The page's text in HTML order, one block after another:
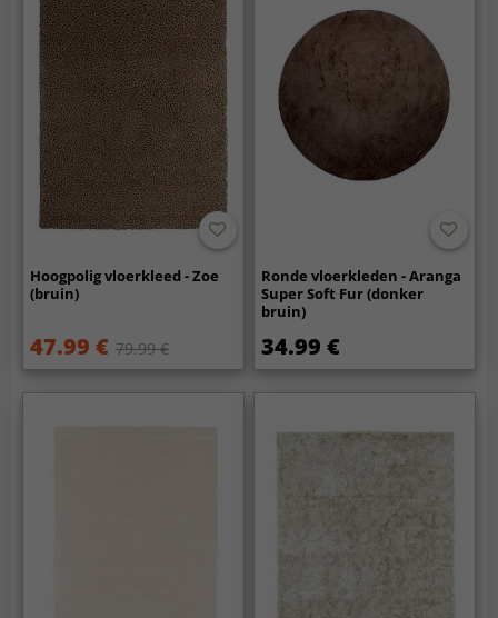
Hoogpolig vloerkleed - Zoe
(bruin)
47.99 € 79.99 €
Ronde vloerkleden - Aranga
Super Soft Fur (donker
bruin)
34.99 €